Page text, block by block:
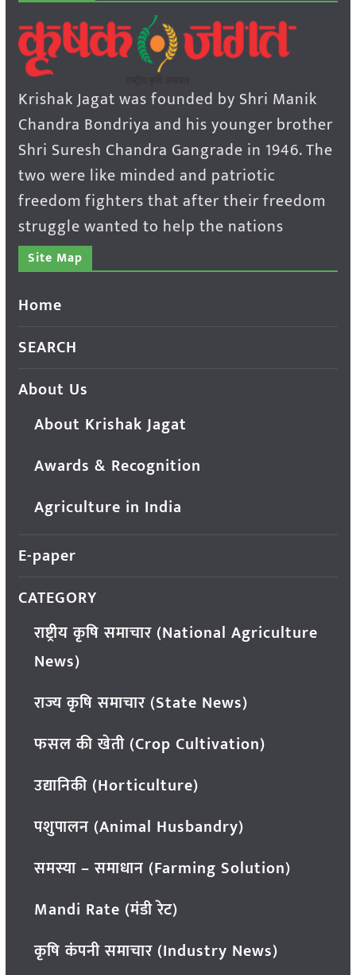
Krishak Jagat was founded by Shri Manik
Chandra Bondriya and his younger brother
Shri Suresh Chandra Gangrade in 1946. The
two were like minded and patriotic
freedom fighters that after their freedom
struggle wanted to help the nations
Site Map
Home
SEARCH
About Us
About Krishak Jagat
Awards & Recognition
Agriculture in India
E-paper
CATEGORY
राष्ट्रीय कृषि समाचार (National Agriculture
News)
राज्य कृषि समाचार (State News)
फसल की खेती (Crop Cultivation)
उद्यानिकी (Horticulture)
पशुपालन (Animal Husbandry)
समस्या – समाधान (Farming Solution)
Mandi Rate (मंडी रेट)
कृषि कंपनी समाचार (Industry News)